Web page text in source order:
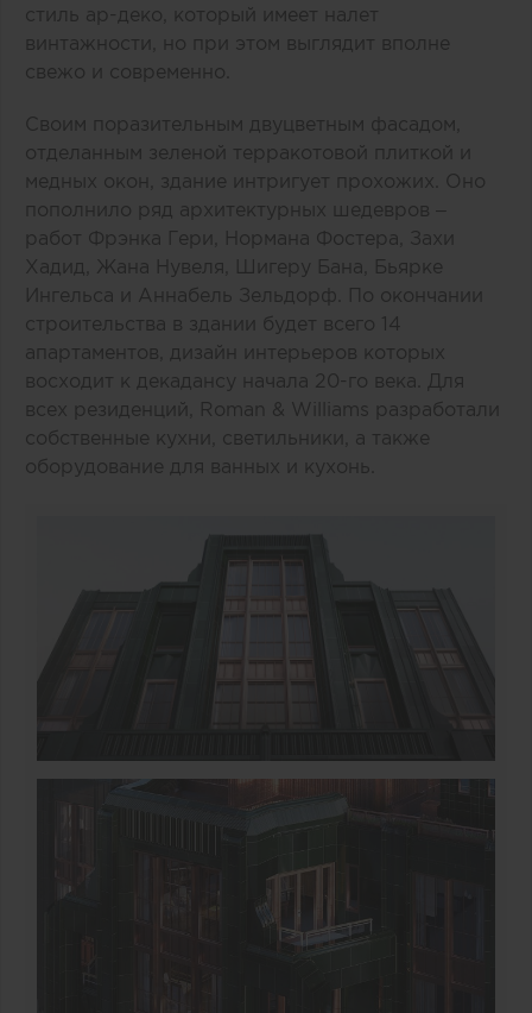
стиль ар-деко, который имеет налет
винтажности, но при этом выглядит вполне
свежо и современно.
Своим поразительным двуцветным фасадом,
отделанным зеленой терракотовой плиткой и
медных окон, здание интригует прохожих. Оно
пополнило ряд архитектурных шедевров –
работ Фрэнка Гери, Нормана Фостера, Захи
Хадид, Жана Нувеля, Шигеру Бана, Бьярке
Ингельса и Аннабель Зельдорф. По окончании
строительства в здании будет всего 14
апартаментов, дизайн интерьеров которых
восходит к декадансу начала 20-го века. Для
всех резиденций, Roman & Williams разработали
собственные кухни, светильники, а также
оборудование для ванных и кухонь.